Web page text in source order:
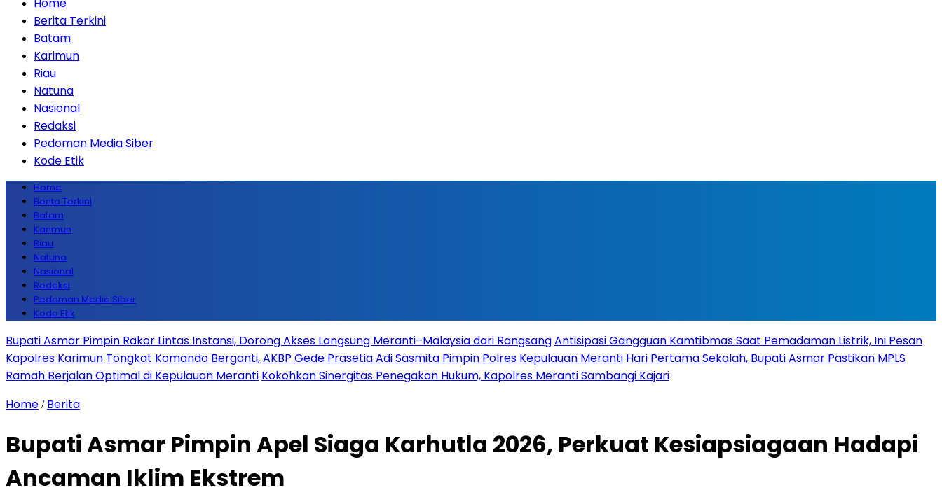
Berita Terkini
Batam
Karimun
Riau
Natuna
Nasional
Redaksi
Pedoman Media Siber
Kode Etik
Home
Berita Terkini
Batam
Karimun
Riau
Natuna
Nasional
Redaksi
Pedoman Media Siber
Kode Etik
Bupati Asmar Pimpin Rakor Lintas Instansi, Dorong Akses Langsung Meranti–Malaysia dari RangsangAntisipasi Gangguan Kamtibmas Saat Pemadaman Listrik, Ini Pesan
Kapolres Karimun Tongkat Komando Berganti, AKBP Gede Prasetia Adi Sasmita Pimpin Polres Kepulauan Meranti Hari Pertama Sekolah, Bupati Asmar Pastikan MPLS
Ramah Berjalan Optimal di Kepulauan Meranti Kokohkan Sinergitas Penegakan Hukum, Kapolres Meranti Sambangi Kajari
Home / Berita
Bupati Asmar Pimpin Apel Siaga Karhutla 2026, Perkuat Kesiapsiagaan Hadapi
Ancaman Iklim Ekstrem